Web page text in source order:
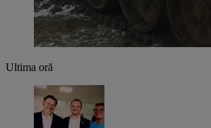
Ultima oră